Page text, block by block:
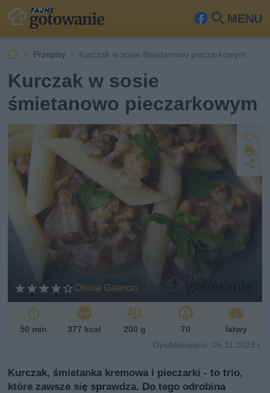
MENU
Fa
ook
Szu
kaj
Przepisy Kurczak w sosie śmietanowo pieczarkowym
Kurczak w sosie
śmietanowo pieczarkowym
Oliwia Gawron
i
u
d
50 min 377 kcal 200 g 70
łatwy
Opublikowano: 05.11.2023 r.
Kurczak, śmietanka kremowa i pieczarki - to trio,
które zawsze się sprawdza. Do tego odrobina